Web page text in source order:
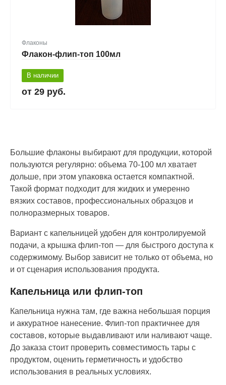
Флаконы
Флакон-флип-топ 100мл
В наличии
29 руб.
Большие флаконы выбирают для продукции, которой
пользуются регулярно: объема 70-100 мл хватает
дольше, при этом упаковка остается компактной.
Такой формат подходит для жидких и умеренно
вязких составов, профессиональных образцов и
полноразмерных товаров.
Вариант с капельницей удобен для контролируемой
подачи, а крышка флип-топ — для быстрого доступа к
содержимому. Выбор зависит не только от объема, но
и от сценария использования продукта.
Капельница или флип-топ
Капельница нужна там, где важна небольшая порция
и аккуратное нанесение. Флип-топ практичнее для
составов, которые выдавливают или наливают чаще.
До заказа стоит проверить совместимость тары с
продуктом, оценить герметичность и удобство
использования в реальных условиях.